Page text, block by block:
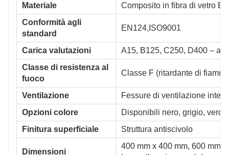
Materiale
Composito in fibra di vetro
Conformità agli
standard
EN124,ISO9001
Carica valutazioni
A15, B125, C250, D400 –
Classe di resistenza al
fuoco
Classe F (ritardante di
Ventilazione
Fessure di ventilazione
Opzioni colore
Disponibili nero, grigio,
Finitura superficiale
Struttura antiscivolo
Dimensioni
400 mm x 400 mm, 600 mm